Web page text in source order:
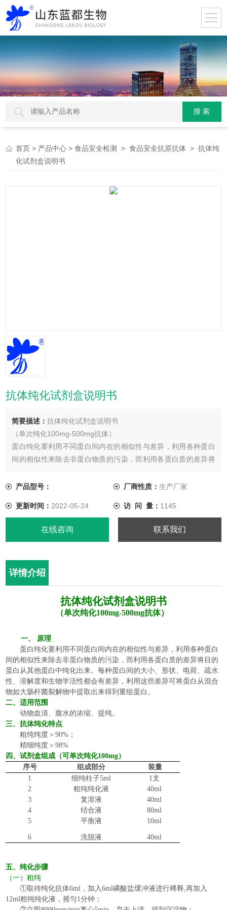
首页 > 产品中心 >食品安全检测 >食品安全抗原抗体 > 抗体纯
化试剂盒说明书
抗体纯化试剂盒说明书
简要描述：抗体纯化试剂盒说明书
（单次纯化100mg-500mg抗体）
蛋白纯化要利用不同蛋白间内在的相似性与差异，利用各种蛋白
间的相似性来除去非蛋白物质的污染，而利用各蛋白质的差异将
荷、疏水性、溶解度和生物学活性都会有差异，利用这些差异可
产品型号： 厂商性质： 生产厂家
更新时间： 2022-05-24 访 问 量： 1145
在线咨询 联系我们
详情介绍
抗体纯化试剂盒说明书
（单次纯化100mg-500mg抗体）
一、 原理
蛋白纯化要利用不同蛋白间内在的相似性与差异，利用各种蛋白
间的相似性来除去非蛋白物质的污染，而利用各蛋白质的差异将目的
蛋白从其他蛋白中纯化出来。每种蛋白间的大小、形状、电荷、疏水
性、溶解度和生物学活性都会有差异，利用这些差异可将蛋白从混合
物如大肠杆菌裂解物中提取出来得到重组蛋白 。
二、适用范围
动物 血清、腹水的浓缩、提纯。
三、抗体纯化特点
粗纯纯度 ＞90% ；
精细纯度 ＞98%
四、试剂盒组成（可单次纯化100mg）
序号
组成部分
装量
1
细纯柱子5ml 1支
2
粗纯纯化液
40ml
3
复溶液
40ml
4
结合液
80ml
5
平衡液 10ml
6 洗脱液 40ml
五、纯化步骤
（一）粗纯
①取待纯化抗体6ml ，加入6ml磷酸盐缓冲液进行稀释,再加入
12ml粗纯纯化液 ，摇匀1分钟 ；